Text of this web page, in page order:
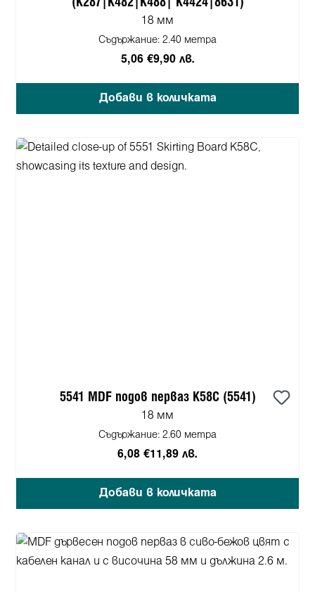
(K287|K482|K488| K4424|8631)
18 мм
Съдържание: 2.40 метра
5,06 €9,90 лв.
Добави в количката
5541 MDF подов перваз K58C (5541)
18 мм
Съдържание: 2.60 метра
6,08 €11,89 лв.
Добави в количката